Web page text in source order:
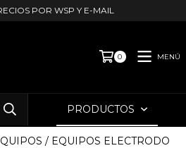
POR WSP Y E-MAIL
0 MENÚ
PRODUCTOS
/ EQUIPOS ELECTRODO